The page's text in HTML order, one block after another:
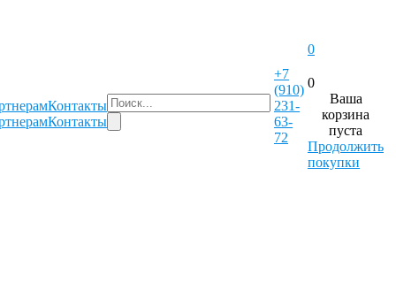
Контакты
Контакты
+7
(910)
231-
63-
72
0
0
Ваша
корзина
пуста
Продолжить
покупки